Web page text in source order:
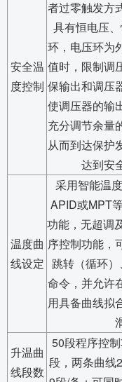
安全温
度控制
者过零触发方
具有恒电压
环，电压环为
值时，限制调
保输出和调压
使调压器的输
充分调节余量
从而到达保护
达到安
温度曲
线设定
采用智能温
APID或MPT
功能，无超调
序控制功能，
跳转（循环
命令，并允许
用具备曲线拟
升温曲
线段数
50段程序控
段，两条曲线